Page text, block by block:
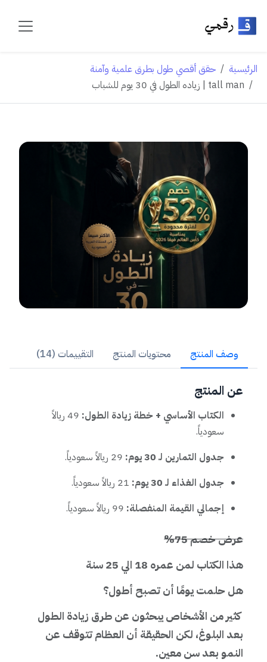
الرئيسية
حقق أقصي طول بطرق علمية وآمنة
tall man | زياده الطول في 30 يوم للشباب
وصف المنتج محتويات المنتج التقييمات (14)
عن المنتج
الكتاب الأساسي + خطة زيادة الطول:
49 ريالاً
سعودياً.
جدول التمارين لـ 30 يوم:
جدول الغذاء لـ 30 يوم:
إجمالي القيمة المنفصلة:
عرض خصم 75%
هذا الكتاب لمن عمره 18 الي 25 سنة
هل حلمت يومًا أن تصبح أطول؟
كثير من الأشخاص يبحثون عن طرق زيادة الطول
بعد البلوغ، لكن الحقيقة أن العظام تتوقف عن
النمو بعد سن معين.